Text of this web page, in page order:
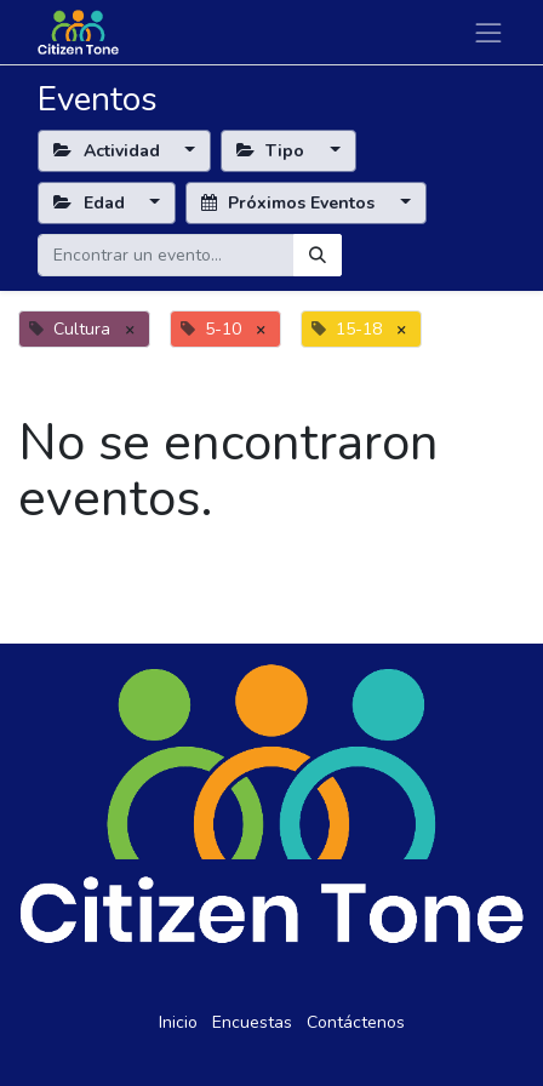
Eventos
Actividad Tipo
Edad Próximos Eventos
Cultura × 5-10 × 15-18 ×
No se encontraron
eventos.
Inicio Encuestas Contáctenos